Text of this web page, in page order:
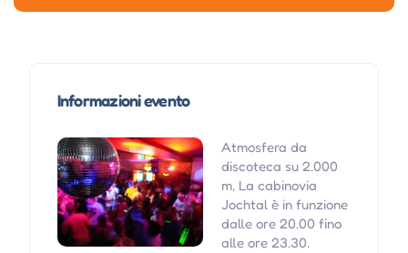
Informazioni evento
Atmosfera da
discoteca su 2.000
m, La cabinovia
Jochtal è in funzione
dalle ore 20.00 fino
alle ore 23.30.